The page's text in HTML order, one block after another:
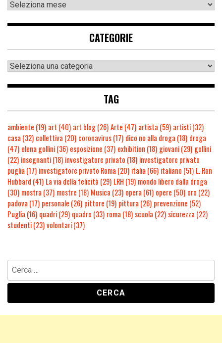
CATEGORIE
TAG
ambiente (19) art (40) art blog(26)Arte (47) artista (59) artisti(32)
casa (32) collettiva (20) coronavirus(17) dico no alla droga (18) droga
(47) elena gollini(36) esposizione (37) exhibition (18) giovani(29) gollini
(22) insegnanti(18) investigatore privato (18) investigatore privato
puglia (17) investigatore privato Roma (20) italia (66) italiano (51) L. Ron
Hubbard (41) La via della felicità (29) LRH (19) mondo libero dalla droga
(30) mostra (37) mostre (18) Musica (23) opera (61) opere (50) oro (22)
padova (17) personale (26) pittore (19) pittura (26) prevenzione (52)
Puglia (16) quadri(29) quadro (33) roma (18) scuola (22) sicurezza (22)
studenti(23)volontari(37)